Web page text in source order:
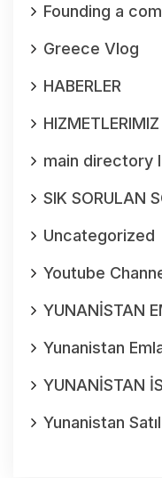
Founding a
Greece Vlog
HABERLER
HIZMETLERIMIZ
main directory
SIK SORULAN
Uncategorized
Youtube
YUNANİSTAN
Yunanistan
YUNANİSTAN
Yunanistan